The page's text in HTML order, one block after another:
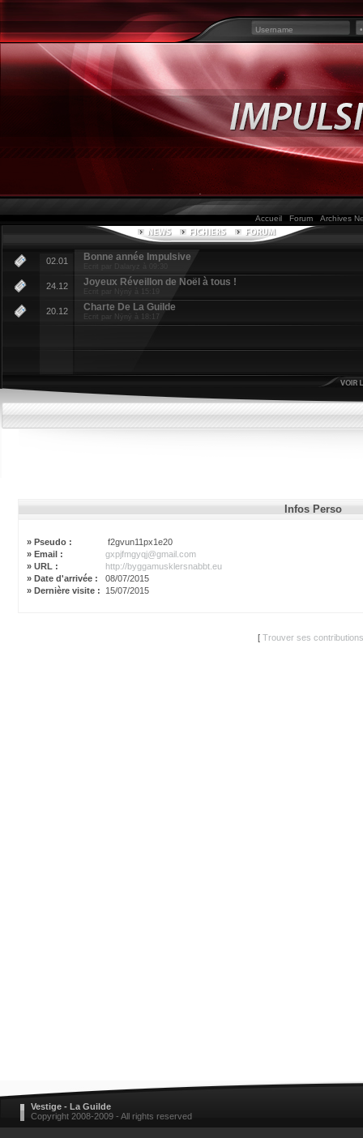
Accueil Forum Archives
02.01 Bonne année Impulsive
24.12 Joyeux Réveillon de Noël à tous !
20.12 Charte De La Guilde
Ecrit par Nÿnÿ à 18:17
Infos Perso
» Pseudo :
f2gvun11px1e20
» Email :
gxpjfmgyqj@gmail.com
» URL :
http://byggamusklersnabbt.eu
» Date d'arrivée :
08/07/2015
» Dernière visite :
15/07/2015
[ Trouver ses contributions
Vestige - La Guilde
Copyright 2008-2009 - All rights reserved